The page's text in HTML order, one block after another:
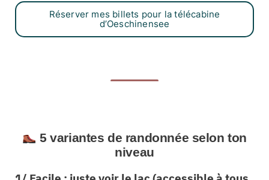
Réserver mes billets pour la télécabine
d’Oeschinensee
5 variantes de randonnée selon ton
niveau